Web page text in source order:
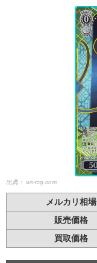
出典： ws-tcg.com
メルカリ相場
販売価格
買取価格